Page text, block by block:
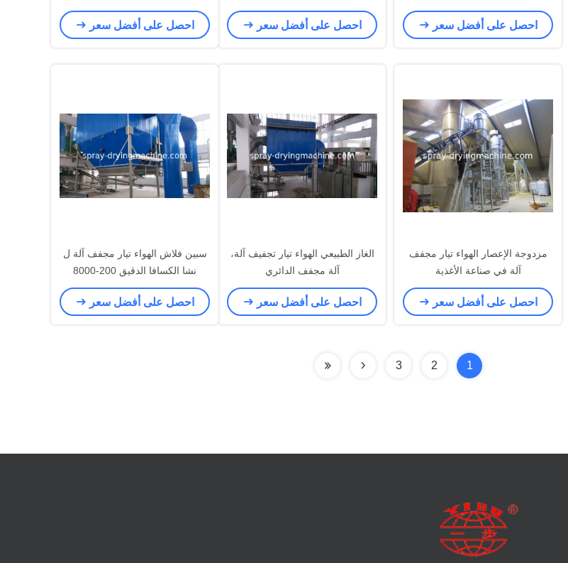
الصناعية
احصل على أفضل سعر
نشا الذرة ، دقيق القمح ، فول الصويا
احصل على أفضل سعر احصل على أفضل سعر
مزدوجة الإعصار الهواء تيار مجفف
آلة في صناعة الأغذية
احصل على أفضل سعر
الغاز الطبيعي الهواء تيار تجفيف آلة،
آلة مجفف الدائري
احصل على أفضل سعر
سبين فلاش الهواء تيار مجفف آلة ل
نشا الكسافا الدقيق 200-8000
كيلوجرام / h القدرات
احصل على أفضل سعر
1
2
3